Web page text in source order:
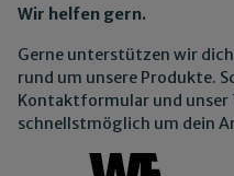
Wir helfen gern.
Gerne unterstützen wir
rund um unsere Produkte.
Kontaktformular und unser
schnellstmöglich um dein